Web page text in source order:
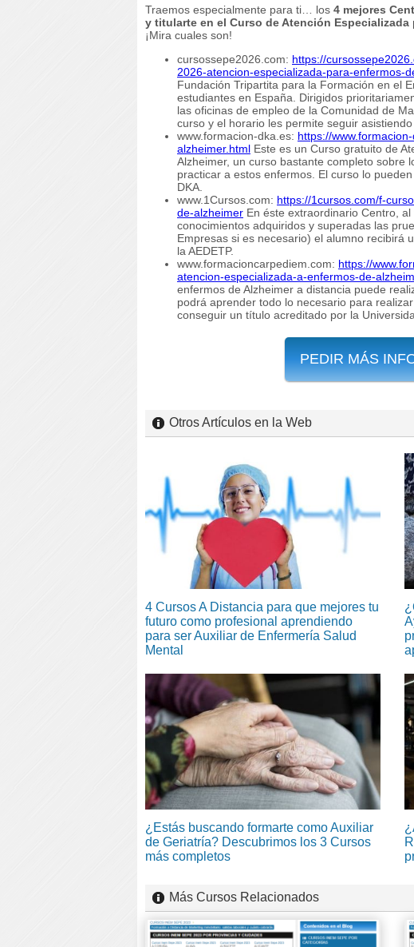
Traemos especialmente para ti… los 4 mejores
y titularte en el Curso de Atención Especializada
¡Mira cuales son!
cursossepe2026.com: https://
2026-atencion-especializada-para-enfermos-
Fundación Tripartita para la Formación en el
estudiantes en España. Dirigidos
las oficinas de empleo de la Comunidad de
curso y el horario les permite seguir
www.formacion-dka.es: https://
alzheimer.html Este es un Curso gratuito de
Alzheimer, un curso bastante completo sobre
practicar a estos enfermos. El curso lo
DKA.
www.1Cursos.com: https://1cursos.com/f-
de-alzheimer En éste extraordinario Centro,
conocimientos adquiridos y superadas las
Empresas si es necesario) el alumno recibirá
la AEDETP.
www.formacioncarpediem.com: https://
atencion-especializada-a-enfermos-de-
enfermos de Alzheimer a distancia puede
podrá aprender todo lo necesario para
conseguir un título acreditado por la
PEDIR MÁS
Otros Artículos en la Web
4 Cursos A Distancia para que mejores tu
futuro como profesional aprendiendo
para ser Auxiliar de Enfermería Salud
Mental
¿Estás buscando formarte como Auxiliar
de Geriatría? Descubrimos los 3 Cursos
más completos
Más Cursos Relacionados